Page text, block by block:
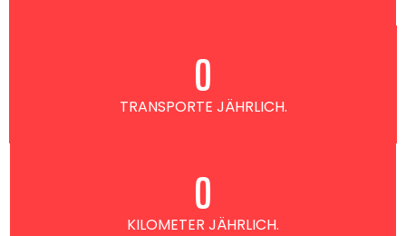
TRANSPORTE JÄHRLICH.
0
KILOMETER JÄHRLICH.
0